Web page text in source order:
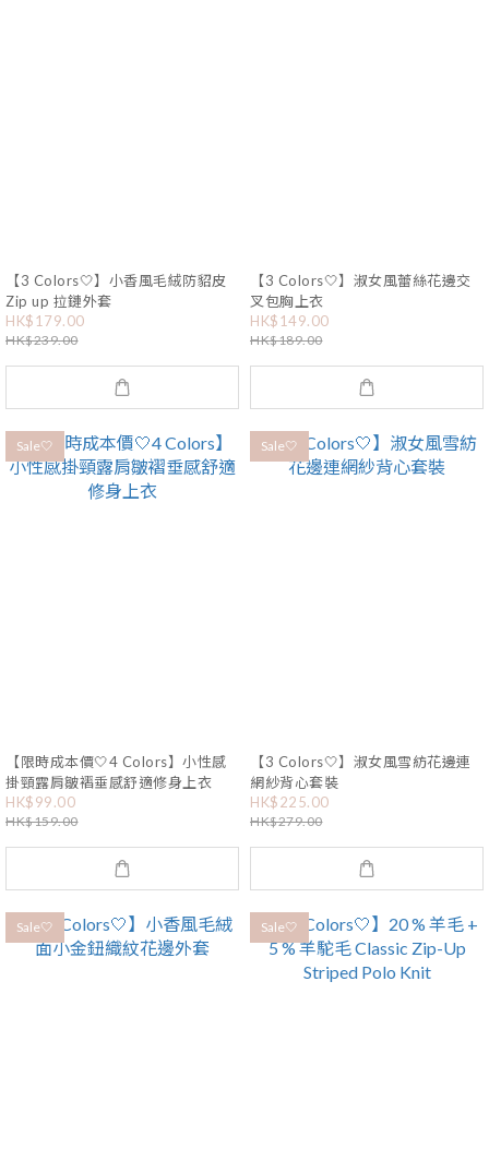
【3 Colors🤍】小香風毛絨防貂皮
Zip up 拉鏈外套
HK$179.00
HK$239.00
【3 Colors🤍】淑女風蕾絲花邊交
叉包胸上衣
HK$149.00
HK$189.00
Sale🤍
【限時成本價🤍4 Colors】小性感
掛頸露肩皺褶垂感舒適修身上衣
HK$99.00
HK$159.00
Sale🤍
【3 Colors🤍】淑女風雪紡花邊連
網紗背心套裝
HK$225.00
HK$279.00
Sale🤍 Sale🤍